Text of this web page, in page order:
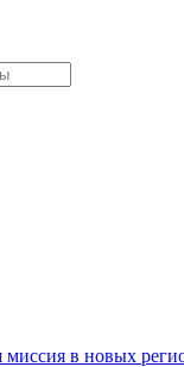
миссия в новых